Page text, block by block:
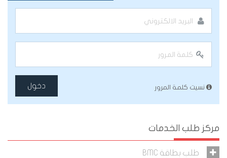
نسيت كلمة المرور دخول
مركز طلب الخدمات
طلب بطاقة BMC